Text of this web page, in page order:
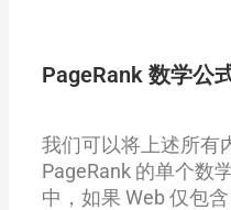
PageRank 数学公
我们可以将上述所有
PageRank 的单个数
中，如果 Web 仅包